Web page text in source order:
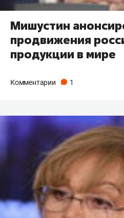
Мишустин
продвижения
продукции в мире
Комментарии 1